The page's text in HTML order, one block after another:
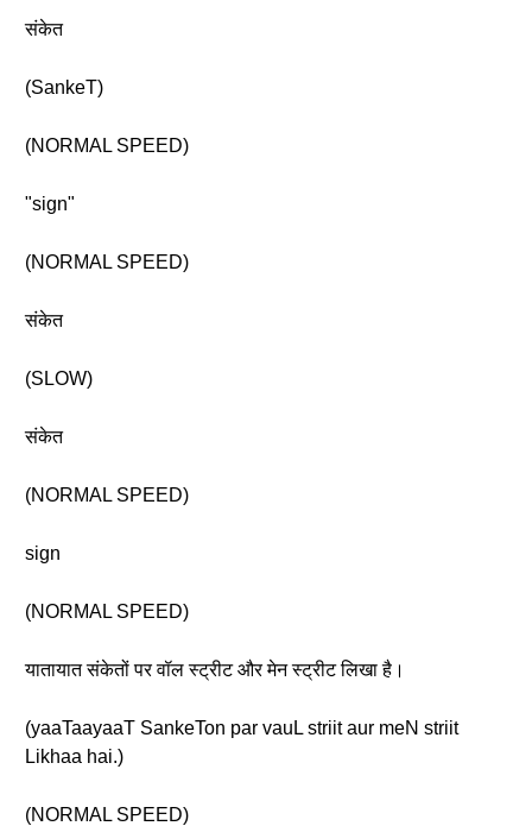
संकेत
(SankeT)
(NORMAL SPEED)
"sign"
(NORMAL SPEED)
संकेत
(SLOW)
संकेत
(NORMAL SPEED)
sign
(NORMAL SPEED)
यातायात संकेतों पर वॉल स्ट्रीट और मेन स्ट्रीट लिखा है।
(yaaTaayaaT SankeTon par vauL striit aur meN striit
Likhaa hai.)
(NORMAL SPEED)